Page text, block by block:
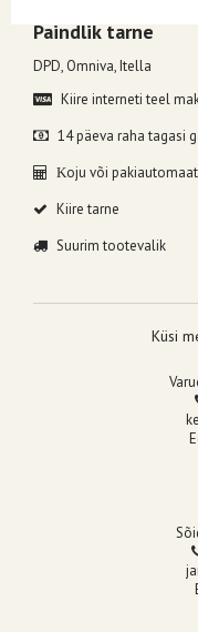
Paindlik tarne
DPD, Omniva, Itella
Kiire interneti teel
14 päeva raha tagasi
Koju või
Kiire tarne
Suurim tootevalik
Küsi